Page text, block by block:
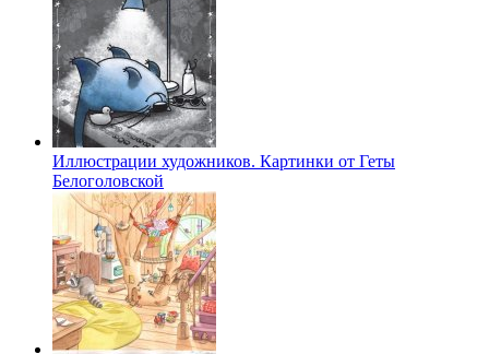
Иллюстрации художников. Картинки от Геты
Белоголовской